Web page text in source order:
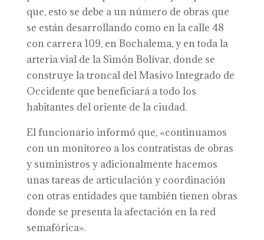
que, esto se debe a un número de obras que
se están desarrollando como en la calle 48
con carrera 109, en Bochalema, y en toda la
arteria vial de la Simón Bolívar, donde se
construye la troncal del Masivo Integrado de
Occidente que beneficiará a todo los
habitantes del oriente de la ciudad.
El funcionario informó que, «continuamos
con un monitoreo a los contratistas de obras
y suministros y adicionalmente hacemos
unas tareas de articulación y coordinación
con otras entidades que también tienen obras
donde se presenta la afectación en la red
semafórica».